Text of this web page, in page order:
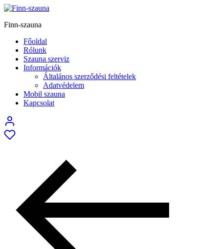
Finn-szauna
Főoldal
Rólunk
Szauna szerviz
Információk
Általános szerződési feltételek
Adatvédelem
Mobil szauna
Kapcsolat